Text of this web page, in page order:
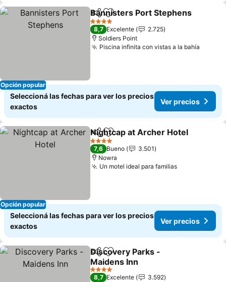
Opción popular
CompartirAñadir a favoritos
Bannisters Port Stephens
4 Estrellas
8,7 Excelente
2.725
Soldiers Point
Piscina infinita con vistas a la bahía
Seleccioná las fechas para ver los precios
exactos
Ver precios
Opción popular
CompartirAñadir a favoritos
Nightcap at Archer Hotel
4 Estrellas
7,6 Bueno
3.501
Nowra
Un motel ideal para familias
Seleccioná las fechas para ver los precios
exactos
Ver precios
CompartirAñadir a favoritos
Discovery Parks -
Maidens Inn
4 Estrellas
8,7 Excelente
3.592